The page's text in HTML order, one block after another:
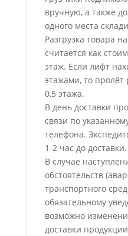
вручную, а также
одного места
Разгрузка товара
считается как
этаж. Если лифт
этажами, то пролёт
0,5 этажа.
В день доставки
связи по
телефона.
1-2 час до доставки.
В случае
обстоятельств
транспортного
обязательному
возможно
доставки